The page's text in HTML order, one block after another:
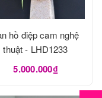
hồ điệp cam nghệ
thuật - LHD1233
5.000.000₫